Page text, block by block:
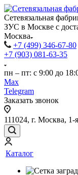
Сетевязальная
ЗУС в Москве с
Москва
+7 (499) 346-67-80
+7 (903) 081-63-35
пн – пт: с 9:00 до
Max
Telegram
Заказать звонок
111024, г. Москва, 1-
Каталог